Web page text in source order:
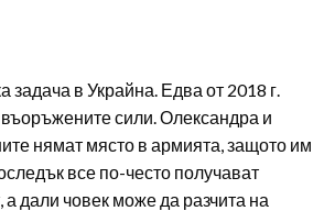
в Украйна. Едва от 2018 г.
сили. Олександра и
нямат място в армията, защото им
все по-често получават
дали човек може да разчита на